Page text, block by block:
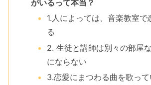
がいるって本当？
1.人によっては、音楽教室で
る
2. 生徒と講師は別々の部屋
にならない
3.恋愛にまつわる曲を歌っ